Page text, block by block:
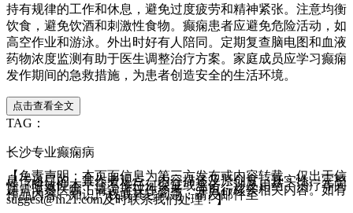
持有规律的工作和休息，避免过度疲劳和精神紧张。注意均衡
饮食，避免饮酒和刺激性食物。癫痫患者应避免危险活动，如
高空作业和游泳。外出时好有人陪同。定期复查脑电图和血液
药物浓度监测有助于医生调整治疗方案。家庭成员应学习癫痫
发作期间的急救措施，为患者创造安全的生活环境。
点击查看全文
TAG：
长沙专业癫痫病
【免责声明：本页面信息为第三方发布或内容转载，仅出于信
息传递目的，其作者观点、内容描述及原创度、真实性、完整
性、时效性本平台不作任何保证或承诺，涉及用药、治疗等问
题需谨遵医嘱！请读者仅作参考，并自行核实相关内容。如有
作品内容、知识产权或其它问题，请发邮件至
suggest@fh21.com及时联系我们处理！】